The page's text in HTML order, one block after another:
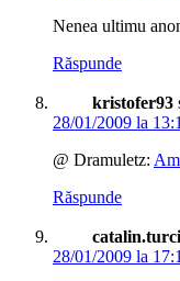
Nenea ultimu
Răspunde
kristofer93
28/01/2009 la
@ Dramuletz:
Răspunde
28/01/2009 la